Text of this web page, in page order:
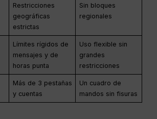
Restricciones
geográficas
estrictas
Sin bloques
regionales
Límites rígidos de
mensajes y de
horas punta
Uso flexible sin
grandes
restricciones
Más de 3 pestañas
y cuentas
Un cuadro de
mandos sin fisuras